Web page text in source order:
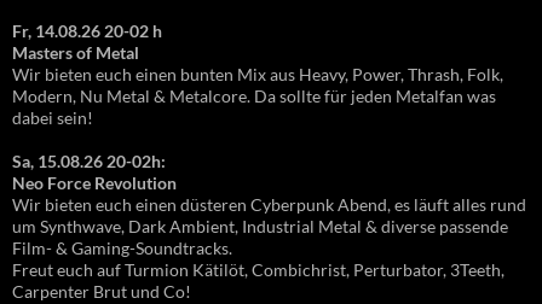
Fr, 14.08.26 20-02 h
Masters of Metal
Wir bieten euch einen bunten Mix aus Heavy, Power, Thrash, Folk,
Modern, Nu Metal & Metalcore. Da sollte für jeden Metalfan was
dabei sein!
Sa, 15.08.26 20-02h:
Neo Force Revolution
Wir bieten euch einen düsteren Cyberpunk Abend, es läuft alles rund
um Synthwave, Dark Ambient, Industrial Metal & diverse passende
Film- & Gaming-Soundtracks.
Freut euch auf Turmion Kätilöt, Combichrist, Perturbator, 3Teeth,
Carpenter Brut und Co!